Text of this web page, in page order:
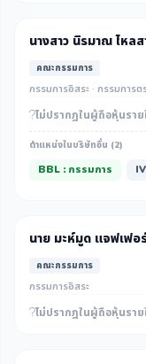
นางสาว นิรมาณ ไหล
คณะกรรมการ
กรรมการอิสระ · กรรมการ
ไม่ปรากฎในผู้ถือหุ้นรา
ตำแหน่งในบริษัทอื่น (2)
BBL : กรรมการ
นาย มะห์มูด แจฟเฟอ
คณะกรรมการ
กรรมการอิสระ
ไม่ปรากฎในผู้ถือหุ้นรา